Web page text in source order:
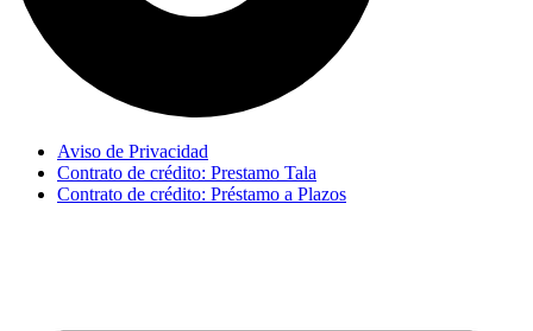
Aviso de Privacidad
Contrato de crédito: Prestamo Tala
Contrato de crédito: Préstamo a Plazos